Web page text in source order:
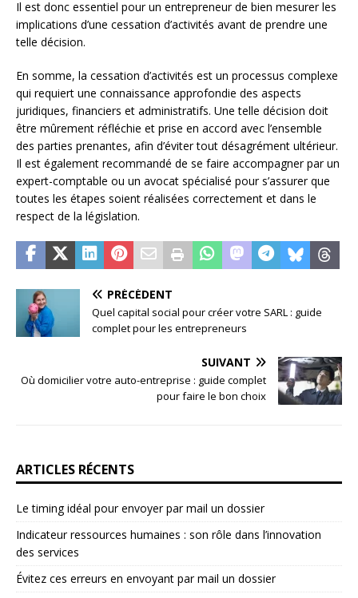
Il est donc essentiel pour un entrepreneur de bien mesurer les
implications d’une cessation d’activités avant de prendre une
telle décision.
En somme, la cessation d’activités est un processus complexe
qui requiert une connaissance approfondie des aspects
juridiques, financiers et administratifs. Une telle décision doit
être mûrement réfléchie et prise en accord avec l’ensemble
des parties prenantes, afin d’éviter tout désagrément ultérieur.
Il est également recommandé de se faire accompagner par un
expert-comptable ou un avocat spécialisé pour s’assurer que
toutes les étapes soient réalisées correctement et dans le
respect de la législation.
PRÉCÉDENT
Quel capital social pour créer votre SARL : guide
complet pour les entrepreneurs
SUIVANT
Où domicilier votre auto-entreprise : guide complet
pour faire le bon choix
ARTICLES RÉCENTS
Le timing idéal pour envoyer par mail un dossier
Indicateur ressources humaines : son rôle dans l’innovation
des services
Évitez ces erreurs en envoyant par mail un dossier